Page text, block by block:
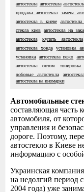
автостекла автостекла
продажа автостекла
замена
автостекла в киеве
стекла киев
автостекла на
автостекла
купить автостекла
автостекла хонда
установка
установка автостекла пежо
автостекла оптом
тонировка
лобовые автостекла
автостекла на иномарки
Автомобильные
составляющая часть
автомобиля, от
управления и
дороге. Поэтому,
автостекло в Киеве
информацию с
Украинская
на недолгий период
2004 года) уже